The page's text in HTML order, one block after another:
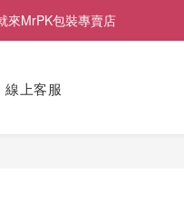
員消費滿1000元，回饋1%購物金
來MrPK包裝專賣店
線上客服